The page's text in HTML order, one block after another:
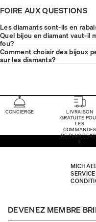
FOIRE AUX QUESTIONS
Les diamants sont-ils en
Quel bijou en diamant vaut-il
fou?
Comment choisir des bijoux
sur les diamants?
CONCIERGE
LIVRAISON
GRATUITE
LES
COMMANDES
DE PLUS DE
$
DEVENEZ MEMBRE